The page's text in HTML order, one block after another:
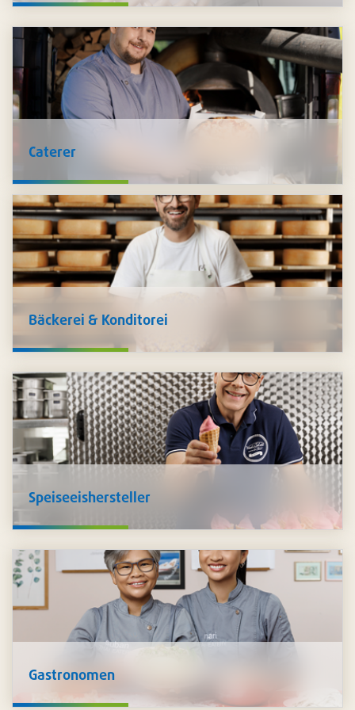
Lebensmitteln für Sie bereit - Kräuter, Gewürze,
Saucen und Füllungen. Auch
Hygieneprodukte
wie
Schutzkleidung, Desinfektion und mehr führen wir im
Sortiment.
Caterer
undstilvoll zu präsentieren: Schalen in unzähligen
Ausführungen, Platten und Transportkartons, Trinkbecher,
Besteck, Servietten und vieles mehr. Zudem führen wir ein
grosses Sortiment an nachhaltigen Artikeln.
Bäckerei & Konditorei
von Milch- und Käseprodukten . Da Pacovis selbst
Herausforderungen und stehen Ihnen beratend zur Seite
inklusive den passenden Produkten,individuell auf Sie
zugeschnitten.
Speiseeishersteller
umfassendes Sortiment an. Sie finden bei unsBasen,
Servietten, Löffel und vieles mehr , was es für den
perfekten Eisgenuss benötigt.
Gastronomen
wir Sie mit umfangreichen Lösungen fürHygiene und